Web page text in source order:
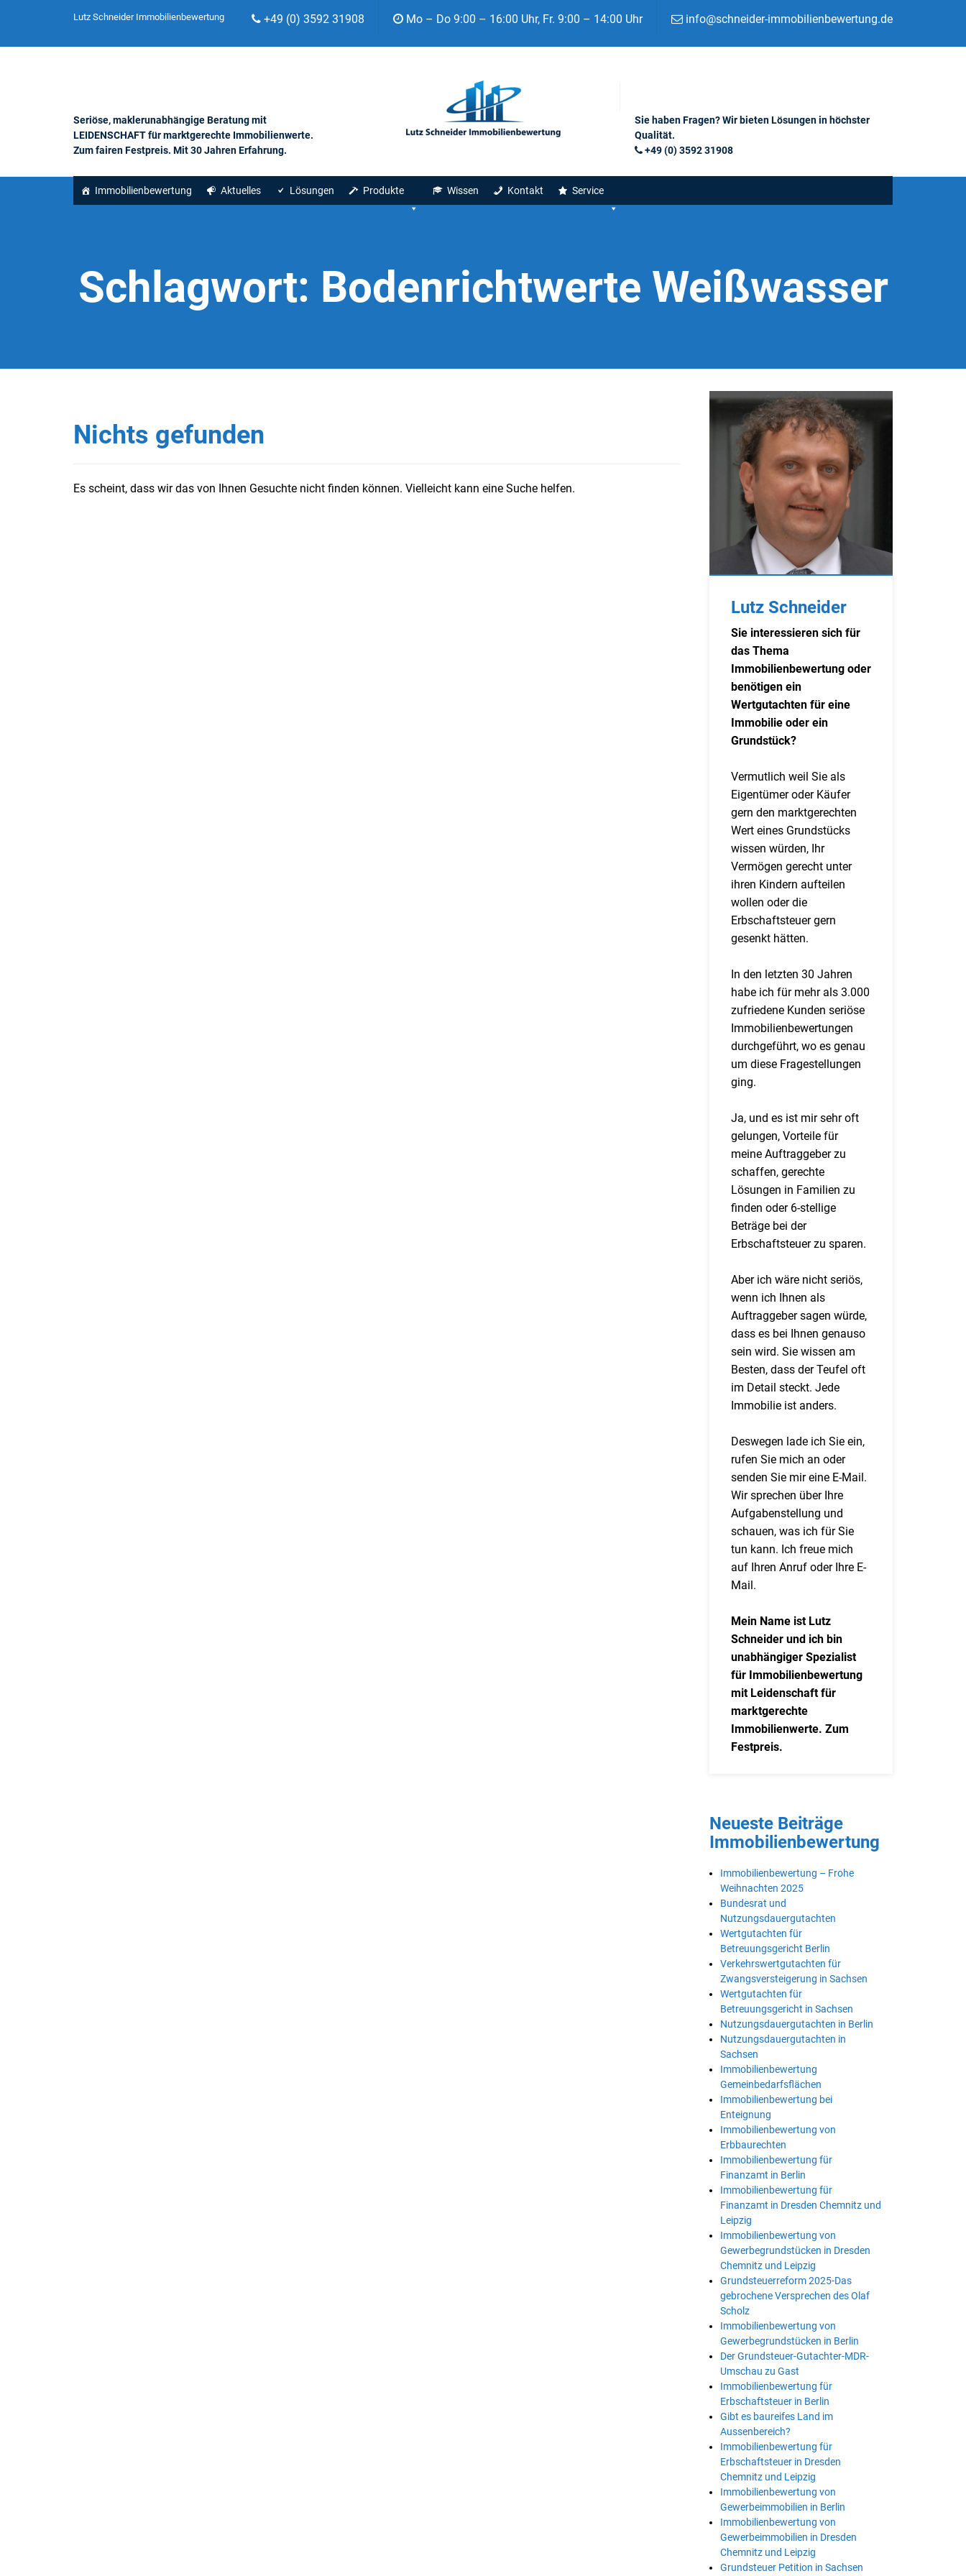
Lutz Schneider Immobilienbewertung +49 (0) 3592 31908 Mo – Do 9:00 – 16:00 Uhr, Fr. 9:00 – 14:00 Uhr info@schneider-immobilienbewertung.de
Seriöse, maklerunabhängige Beratung mit
LEIDENSCHAFT für marktgerechte Immobilienwerte.
Zum fairen Festpreis. Mit 30 Jahren Erfahrung.
Sie haben Fragen? Wir bieten Lösungen in höchster
Qualität.
+49 (0) 3592 31908
Immobilienbewertung Aktuelles Lösungen Produkte Wissen Kontakt Service
Schlagwort: Bodenrichtwerte Weißwasser
Nichts gefunden
Es scheint, dass wir das von Ihnen Gesuchte nicht finden können. Vielleicht kann eine Suche helfen.
Lutz Schneider
Sie interessieren sich für
das Thema
Immobilienbewertung oder
benötigen ein
Wertgutachten für eine
Immobilie oder ein
Grundstück?
Vermutlich weil Sie als
Eigentümer oder Käufer
gern den marktgerechten
Wert eines Grundstücks
wissen würden, Ihr
Vermögen gerecht unter
ihren Kindern aufteilen
wollen oder die
Erbschaftsteuer gern
gesenkt hätten.
In den letzten 30 Jahren
habe ich für mehr als 3.000
zufriedene Kunden seriöse
Immobilienbewertungen
durchgeführt, wo es genau
um diese Fragestellungen
ging.
Ja, und es ist mir sehr oft
gelungen, Vorteile für
meine Auftraggeber zu
schaffen, gerechte
Lösungen in Familien zu
finden oder 6-stellige
Beträge bei der
Erbschaftsteuer zu sparen.
Aber ich wäre nicht seriös,
wenn ich Ihnen als
Auftraggeber sagen würde,
dass es bei Ihnen genauso
sein wird. Sie wissen am
Besten, dass der Teufel oft
im Detail steckt. Jede
Immobilie ist anders.
Deswegen lade ich Sie ein,
rufen Sie mich an oder
senden Sie mir eine E-Mail.
Wir sprechen über Ihre
Aufgabenstellung und
schauen, was ich für Sie
tun kann. Ich freue mich
auf Ihren Anruf oder Ihre E-
Mail.
Mein Name ist Lutz
Schneider und ich bin
unabhängiger Spezialist
für Immobilienbewertung
mit Leidenschaft für
marktgerechte
Immobilienwerte. Zum
Festpreis.
Neueste Beiträge
Immobilienbewertung
Immobilienbewertung – Frohe
Weihnachten 2025
Bundesrat und
Nutzungsdauergutachten
Wertgutachten für
Betreuungsgericht Berlin
Verkehrswertgutachten für
Zwangsversteigerung in Sachsen
Wertgutachten für
Betreuungsgericht in Sachsen
Nutzungsdauergutachten in Berlin
Nutzungsdauergutachten in
Sachsen
Immobilienbewertung
Gemeinbedarfsflächen
Immobilienbewertung bei
Enteignung
Immobilienbewertung von
Erbbaurechten
Immobilienbewertung für
Finanzamt in Berlin
Immobilienbewertung für
Finanzamt in Dresden Chemnitz und
Leipzig
Immobilienbewertung von
Gewerbegrundstücken in Dresden
Chemnitz und Leipzig
Grundsteuerreform 2025-Das
gebrochene Versprechen des Olaf
Scholz
Immobilienbewertung von
Gewerbegrundstücken in Berlin
Der Grundsteuer-Gutachter-MDR-
Umschau zu Gast
Immobilienbewertung für
Erbschaftsteuer in Berlin
Gibt es baureifes Land im
Aussenbereich?
Immobilienbewertung für
Erbschaftsteuer in Dresden
Chemnitz und Leipzig
Immobilienbewertung von
Gewerbeimmobilien in Berlin
Immobilienbewertung von
Gewerbeimmobilien in Dresden
Chemnitz und Leipzig
Grundsteuer Petition in Sachsen